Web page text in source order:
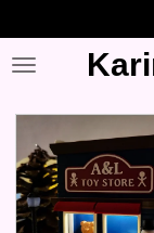
Hauptinhalt
springen